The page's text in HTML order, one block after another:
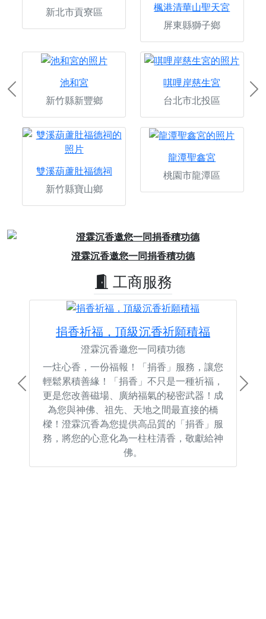
新北市貢寮區
楓港清華山聖天宮
屏東縣獅子鄉
池和宮
新竹縣新豐鄉
唭哩岸慈生宮
台北市北投區
雙溪葫蘆肚福德祠
新竹縣寶山鄉
龍潭聖鑫宮
桃園市龍潭區
Previous
澄霖沉香邀您一同捐香積功德
工商服務
捐香祈福，頂級沉香祈願積福
澄霖沉香邀您一同積功德
一炷心香，一份福報！「捐香」服務，讓您
輕鬆累積善緣！「捐香」不只是一種祈福，
更是您改善磁場、廣納福氣的秘密武器！成
為您與神佛、祖先、天地之間最直接的橋
樑！澄霖沉香為您提供高品質的「捐香」服
務，將您的心意化為一柱柱清香，敬獻給神
佛。
Previous Next